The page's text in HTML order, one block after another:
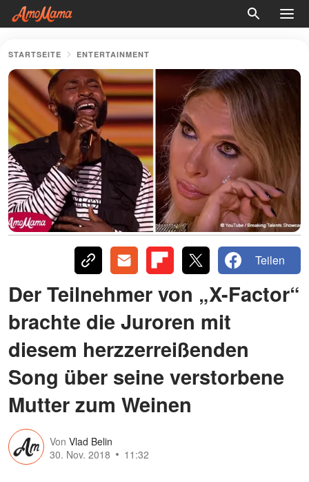
STARTSEITE ENTERTAINMENT
Teilen
Der Teilnehmer von „X-Factor“
brachte die Juroren mit
diesem herzzerreißenden
Song über seine verstorbene
Mutter zum Weinen
Von Vlad Belin
30. Nov. 2018
11:32